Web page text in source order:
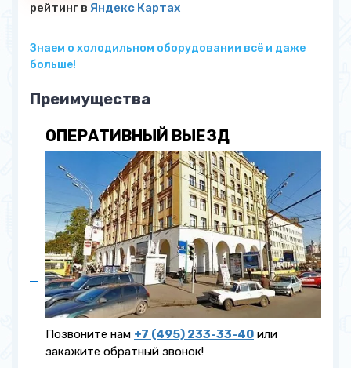
рейтинг в Яндекс Картах
Знаем о холодильном оборудовании всё и даже
больше!
Преимущества
ОПЕРАТИВНЫЙ ВЫЕЗД
Позвоните нам +7 (495) 233-33-40 или
закажите обратный звонок!